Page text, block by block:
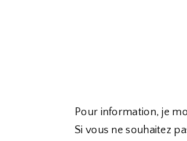
Pour information, je
Si vous ne souhaitez